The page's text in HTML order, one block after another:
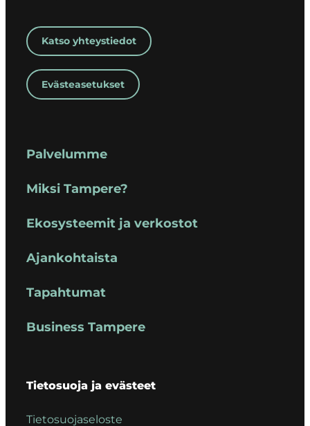
Katso yhteystiedot
Evästeasetukset
Palvelumme
Miksi Tampere?
Ekosysteemit ja verkostot
Ajankohtaista
Tapahtumat
Business Tampere
Tietosuoja ja evästeet
Tietosuojaseloste